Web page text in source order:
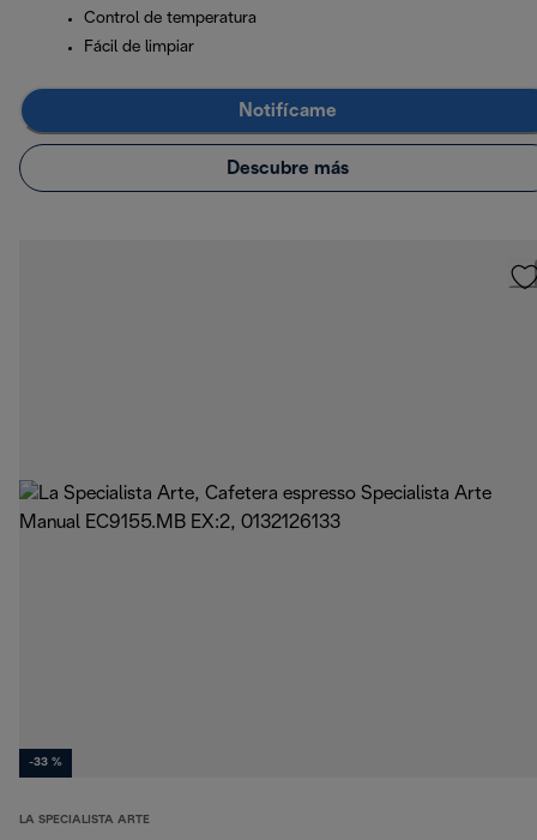
Control de temperatura
Fácil de limpiar
Notifícame
Descubre más
-33 %
LA SPECIALISTA ARTE